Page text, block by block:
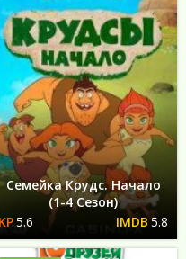
Семейка Крудс. Начало
(1-4 Сезон)
5.6
5.8